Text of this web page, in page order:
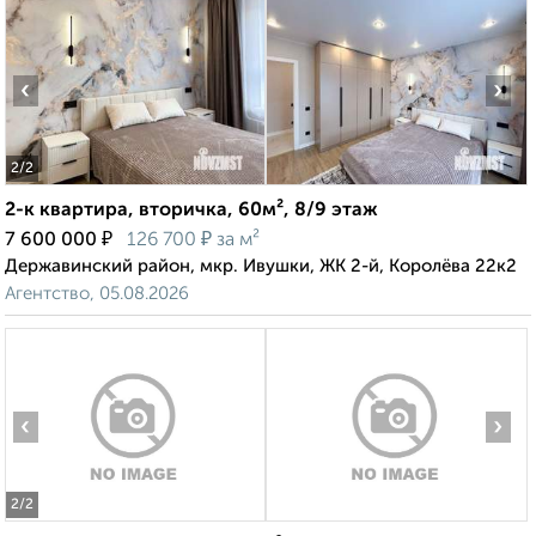
2/2
‹ ›
2-к квартира, вторичка, 60м², 8/9 этаж
7 600 000 ₽ 126 700 ₽ за м²
Державинский район, мкр. Ивушки, ЖК 2-й, Королёва 22к2
Агентство, 05.08.2026
2/2
‹ ›